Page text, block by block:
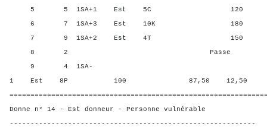
5 5 1SA+1 Est 5C 120
6 7 1SA+3 Est 10K 180 0,00
7 9 1SA+2 Est 4T 150
8 2 Passe 75,00
9 4 1SA-
1 Est 8P 100 87,50 12,50
Donne n° 14 - Est donneur - Personne vulnérable
-----------------------------------------------------------